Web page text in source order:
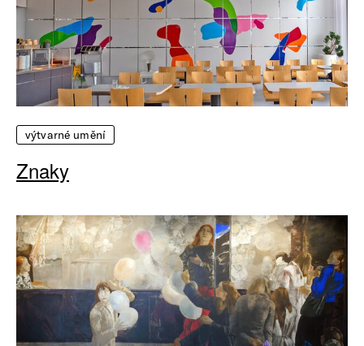
výtvarné umění
Znaky